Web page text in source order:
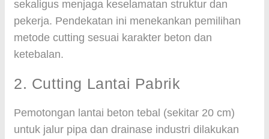
sekaligus menjaga keselamatan struktur dan
pekerja. Pendekatan ini menekankan pemilihan
metode cutting sesuai karakter beton dan
ketebalan.
2. Cutting Lantai Pabrik
Pemotongan lantai beton tebal (sekitar 20 cm)
untuk jalur pipa dan drainase industri dilakukan